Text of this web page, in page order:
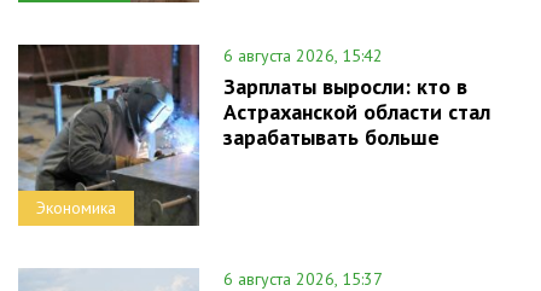
Экономика
6 августа 2026, 15:42
Зарплаты выросли: кто в
Астраханской области стал
зарабатывать больше
6 августа 2026, 15:37